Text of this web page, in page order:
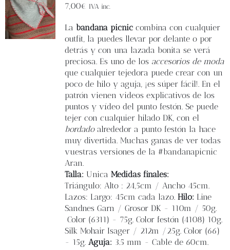
Blog
Contacto
Newsletter
Carrito
Mi cuenta
7,00€ IVA inc.
La bandana picniccombina con cualquier
outfit, la puedes llevar por delante o por
detrás y con una lazada bonita se verá
preciosa. Es uno de los accesorios de moda
que cualquier tejedora puede crear con un
poco de hilo y aguja, ¡es súper fácil!. En el
patrón vienen videos explicativos de los
puntos y vídeo del punto festón. Se puede
tejer con cualquier hilado DK, con el
bordadoalrededor a punto festón la hace
muy divertida. Muchas ganas de ver todas
vuestras versiones de la #bandanapicnic
Aran.
Talla: Unica Medidas finales:
Triángulo: Alto : 24,5cm / Ancho 45cm.
Lazos: Largo: 45cm cada lazo. Hilo: Line
Sandnes Garn / Grosor DK - 110m / 50g.
Color (6311) - 75g. Color festón (4108) 10g.
Silk Mohair Isager / 212m /25g. Color (66)
- 15g. Aguja: 3.5 mm - Cable de 60cm.